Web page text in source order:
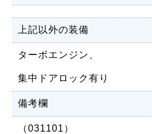
上記以外の装備
ターボエンジン、
集中ドアロック有り
備考欄
（031101）